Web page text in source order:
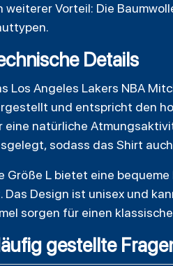
weiterer Vorteil: Die
Details
Los Angeles Lakers NBA
und entspricht den
eine natürliche
sodass das Shirt
Größe L bietet eine
Das Design ist unisex und
sorgen für einen
gestellte